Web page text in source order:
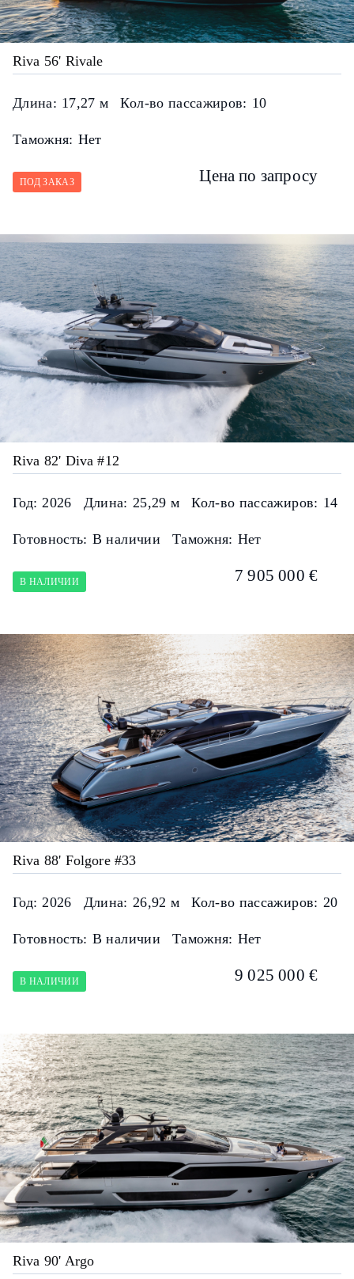
Riva 56' Rivale
Длина: 17,27 м Кол-во пассажиров: 10
Таможня: Нет
ПОД ЗАКАЗ Цена по запросу
Riva 82' Diva #12
Год: 2026 Длина: 25,29 м Кол-во пассажиров: 14
Готовность: В наличии Таможня: Нет
В НАЛИЧИИ 7 905 000 €
Riva 88' Folgore #33
Год: 2026 Длина: 26,92 м Кол-во пассажиров: 20
Готовность: В наличии Таможня: Нет
В НАЛИЧИИ 9 025 000 €
Riva 90' Argo